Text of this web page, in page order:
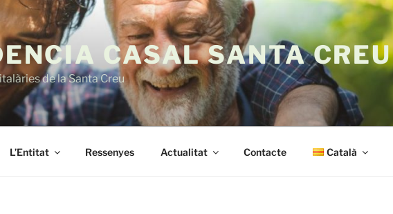
CASAL SANTA CREU
de la Santa Creu
L’Entitat Ressenyes Actualitat Contacte Català